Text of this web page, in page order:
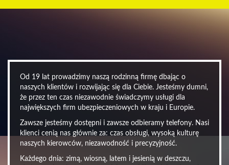
Od 19 lat prowadzimy naszą rodzinną firmę dbając o
naszych klientów i rozwijając się dla Ciebie. Jesteśmy dumni,
że przez ten czas niezawodnie świadczymy usługi dla
największych firm ubezpieczeniowych w kraju i Europie.
Zawsze jesteśmy dostępni i zawsze odbieramy telefony. Nasi
klienci cenią nas głównie za: czas obsługi, wysoką kulturę
naszych kierowców, niezawodność i precyzyjność.
Każdego dnia: zimą, wiosną, latem i jesienią w deszczu,